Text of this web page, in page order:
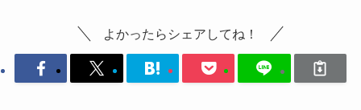
よかったらシェアしてね！